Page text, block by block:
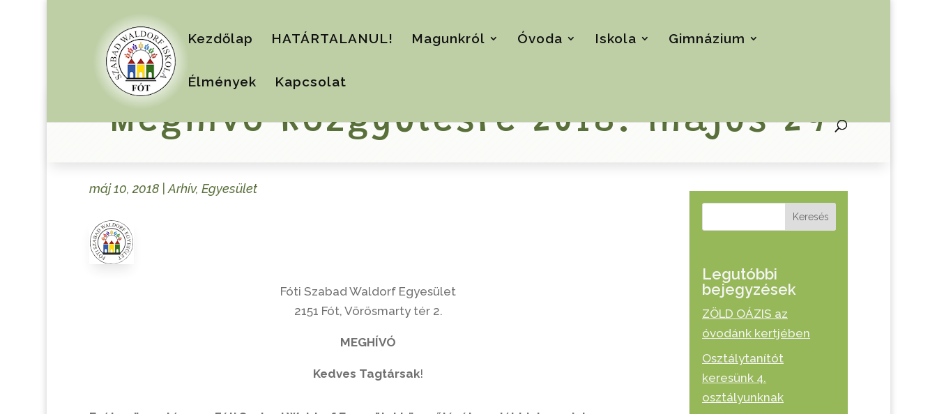
Kezdőlap HATÁRTALANUL! Magunkról Óvoda Iskola Gimnázium
Élmények Kapcsolat
Meghívó Közgyűlésre 2018. május 29
máj 10, 2018| Arhív, Egyesület
Fóti Szabad Waldorf Egyesület
2151 Fót, Vörösmarty tér 2.
MEGHÍVÓ
Kedves Tagtársak!
Keresés
Legutóbbi
bejegyzések
ZÖLD OÁZIS az
óvodánk kertjében
Osztálytanítót
keresünk 4.
osztályunknak